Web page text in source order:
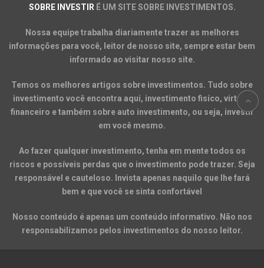
SOBRE INVESTIR É UM SITE SOBRE INVESTIMENTOS.
Nossa equipe trabalha diariamente trazer as melhores
informações para você, leitor de nosso site, sempre estar bem
informado ao visitar nosso site.
Temos os melhores artigos sobre investimentos. Tudo sobre
investimento você encontra aqui, investimento fisíco, virtual,
financeiro e também sobre auto investimento, ou seja, investir
em você mesmo.
Ao fazer qualquer investimento, tenha em mente todos os
riscos e possíveis perdas que o investimento pode trazer. Seja
responsável e cauteloso. Invista apenas naquilo que lhe fará
bem e que você se sinta confortável
Nosso conteúdo é apenas um conteúdo informativo. Não nos
responsabilizamos pelos investimentos do nosso leitor.